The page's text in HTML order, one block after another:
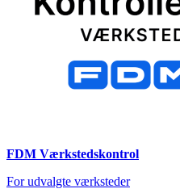
FDM Værkstedskontrol
For udvalgte værksteder